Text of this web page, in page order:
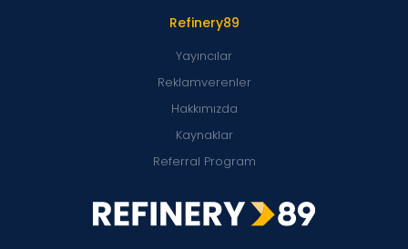
Refinery89
Yayıncılar
Reklamverenler
Hakkımızda
Kaynaklar
Referral Program